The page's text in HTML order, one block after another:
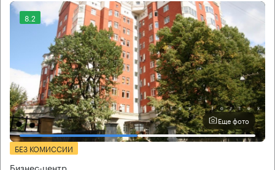
8.2
Еще фото
БЕЗ КОМИССИИ
Бизнес-центр